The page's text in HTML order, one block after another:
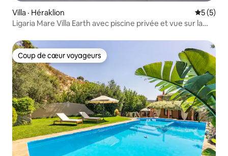
Villa · Héraklion Note
5 (5)
Ligaria Mare Villa Earth avec piscine privée et vue sur la
Coup de cœur voyageurs
Coup de cœur voyageurs